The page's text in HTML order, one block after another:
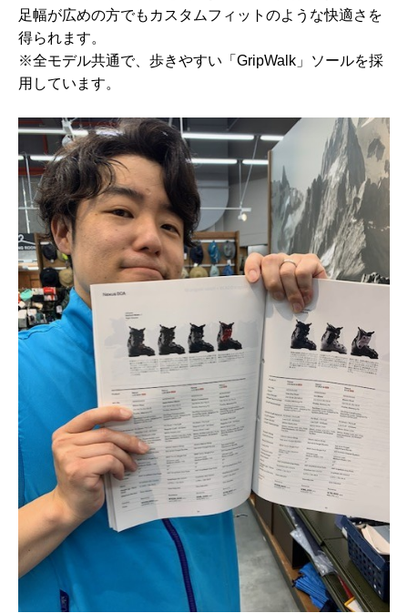
足幅が広めの方でもカスタムフィットのような快適さを
得られます。
※全モデル共通で、歩きやすい「GripWalk」ソールを採
用しています。